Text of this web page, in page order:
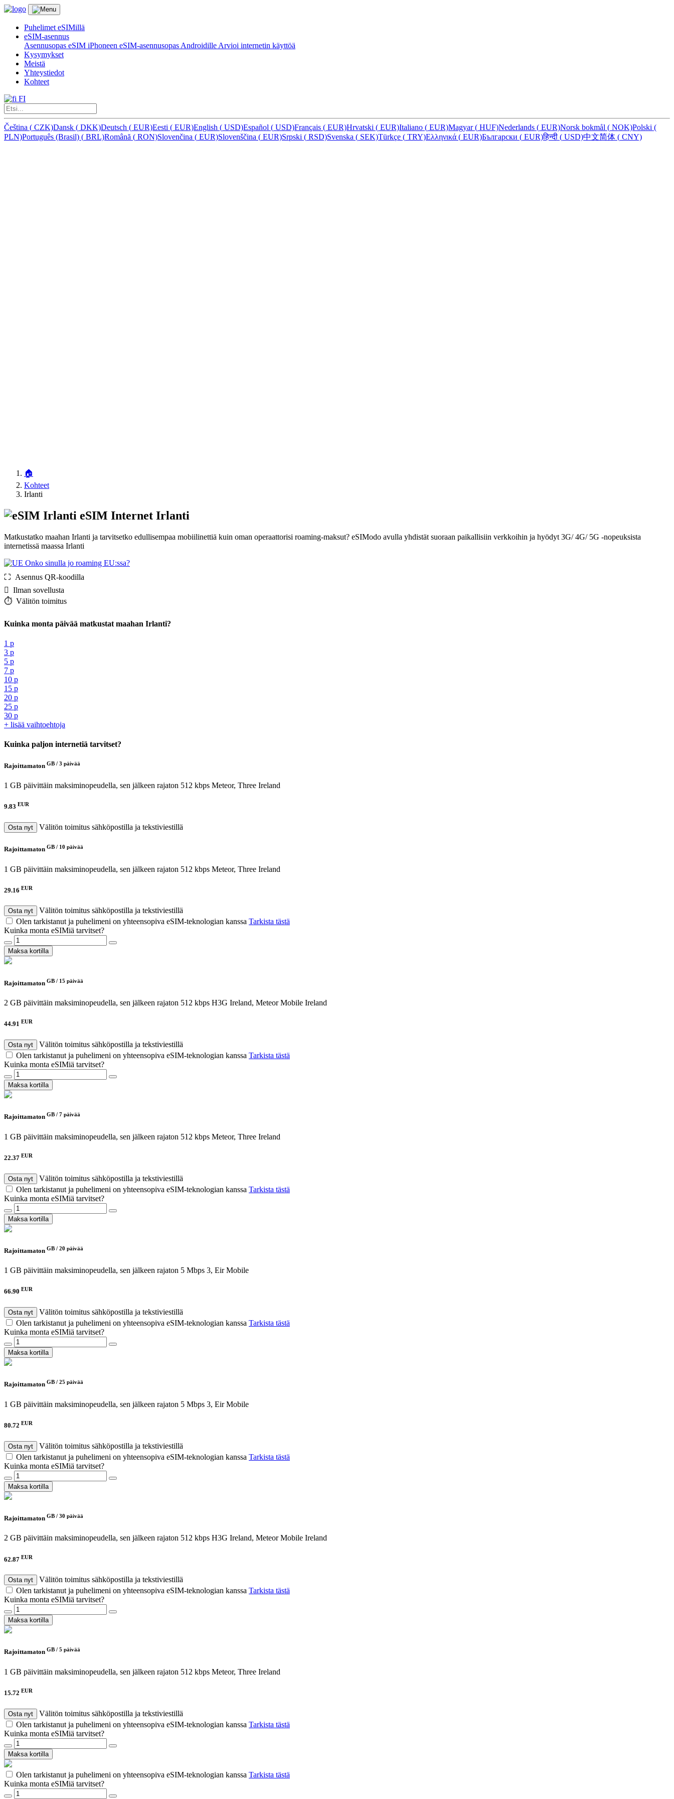
Puhelimet eSIMillä
eSIM-asennus
Asennusopas eSIM iPhoneen eSIM-asennusopas Androidille Arvioi internetin käyttöä
Kysymykset
Meistä
Yhteystiedot
Kohteet
FI
Čeština ( CZK)Dansk ( DKK)Deutsch ( EUR)Eesti ( EUR)English ( USD)Español ( USD)Français ( EUR)Hrvatski ( EUR)Italiano ( EUR)Magyar( HUF)Nederlands ( EUR)Norsk bokmål ( NOK)Polski (
PLN)Português (Brasil) ( BRL)Română ( RON)Slovenčina ( EUR)Slovenščina ( EUR)Srpski ( RSD)Svenska ( SEK)Türkçe ( TRY)Ελληνικά ( EUR)Български ( EUR)हिन्दी ( USD)中文简体 ( CNY)
🏠
Kohteet
Irlanti
eSIM Internet Irlanti
Matkustatko maahan Irlanti ja tarvitsetko edullisempaa mobiilinettiä kuin oman operaattorisi roaming-maksut? eSIModo avulla yhdistät suoraan paikallisiin verkkoihin ja hyödyt 3G/ 4G/ 5G -nopeuksista
internetissä maassa Irlanti
Onko sinulla jo roaming EU:ssa?
⛶️️ Asennus QR-koodilla
️ Ilman sovellusta
⏱️️ Välitön toimitus
Kuinka monta päivää matkustat maahan Irlanti?
1 p
3 p
5 p
7 p
10 p
15 p
20 p
25 p
30 p
+ lisää vaihtoehtoja
Kuinka paljon internetiä tarvitset?
Rajoittamaton GB / 3 päivää
1 GB päivittäin maksiminopeudella, sen jälkeen rajaton 512 kbps Meteor, Three Ireland
9.83 EUR
Osta nyt Välitön toimitus sähköpostilla ja tekstiviestillä
Rajoittamaton GB / 10 päivää
1 GB päivittäin maksiminopeudella, sen jälkeen rajaton 512 kbps Meteor, Three Ireland
29.16 EUR
Osta nyt
Välitön toimitus sähköpostilla ja tekstiviestillä
Olen tarkistanut ja puhelimeni on yhteensopiva eSIM-teknologian kanssa Tarkista tästä
Kuinka monta eSIMiä tarvitset?
Maksa kortilla
Rajoittamaton GB / 15 päivää
2 GB päivittäin maksiminopeudella, sen jälkeen rajaton 512 kbps H3G Ireland, Meteor Mobile Ireland
44.91 EUR
Osta nyt
Välitön toimitus sähköpostilla ja tekstiviestillä
Olen tarkistanut ja puhelimeni on yhteensopiva eSIM-teknologian kanssa Tarkista tästä
Kuinka monta eSIMiä tarvitset?
Maksa kortilla
Rajoittamaton GB / 7 päivää
1 GB päivittäin maksiminopeudella, sen jälkeen rajaton 512 kbps Meteor, Three Ireland
22.37 EUR
Osta nyt
Välitön toimitus sähköpostilla ja tekstiviestillä
Olen tarkistanut ja puhelimeni on yhteensopiva eSIM-teknologian kanssa Tarkista tästä
Kuinka monta eSIMiä tarvitset?
Maksa kortilla
Rajoittamaton GB / 20 päivää
1 GB päivittäin maksiminopeudella, sen jälkeen rajaton 5 Mbps 3, Eir Mobile
66.90 EUR
Osta nyt
Välitön toimitus sähköpostilla ja tekstiviestillä
Olen tarkistanut ja puhelimeni on yhteensopiva eSIM-teknologian kanssa Tarkista tästä
Kuinka monta eSIMiä tarvitset?
Maksa kortilla
Rajoittamaton GB / 25 päivää
1 GB päivittäin maksiminopeudella, sen jälkeen rajaton 5 Mbps 3, Eir Mobile
80.72 EUR
Osta nyt
Välitön toimitus sähköpostilla ja tekstiviestillä
Olen tarkistanut ja puhelimeni on yhteensopiva eSIM-teknologian kanssa Tarkista tästä
Kuinka monta eSIMiä tarvitset?
Maksa kortilla
Rajoittamaton GB / 30 päivää
2 GB päivittäin maksiminopeudella, sen jälkeen rajaton 512 kbps H3G Ireland, Meteor Mobile Ireland
62.87 EUR
Osta nyt
Välitön toimitus sähköpostilla ja tekstiviestillä
Olen tarkistanut ja puhelimeni on yhteensopiva eSIM-teknologian kanssa Tarkista tästä
Kuinka monta eSIMiä tarvitset?
Maksa kortilla
Rajoittamaton GB / 5 päivää
1 GB päivittäin maksiminopeudella, sen jälkeen rajaton 512 kbps Meteor, Three Ireland
15.72 EUR
Osta nyt
Välitön toimitus sähköpostilla ja tekstiviestillä
Olen tarkistanut ja puhelimeni on yhteensopiva eSIM-teknologian kanssa Tarkista tästä
Kuinka monta eSIMiä tarvitset?
Maksa kortilla
Olen tarkistanut ja puhelimeni on yhteensopiva eSIM-teknologian kanssa Tarkista tästä
Kuinka monta eSIMiä tarvitset?